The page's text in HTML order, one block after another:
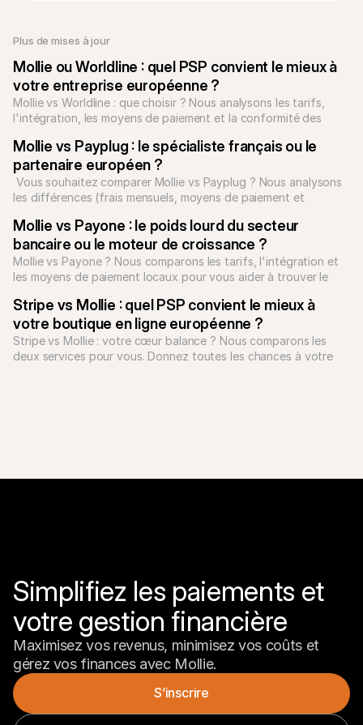
Plus de mises à jour
Mollie ou Worldline : quel PSP convient le mieux à
votre entreprise européenne ?
Mollie vs Worldline : que choisir ? Nous analysons les tarifs,
l'intégration, les moyens de paiement et la conformité des
Mollie vs Payplug : le spécialiste français ou le
partenaire européen ?
les différences (frais mensuels, moyens de paiement et
Mollie vs Payone : le poids lourd du secteur
bancaire ou le moteur de croissance ?
Mollie vs Payone ? Nous comparons les tarifs, l'intégration et
les moyens de paiement locaux pour vous aider à trouver le
Stripe vs Mollie : quel PSP convient le mieux à
votre boutique en ligne européenne ?
Stripe vs Mollie : votre cœur balance ? Nous comparons les
deux services pour vous. Donnez toutes les chances à votre
Simplifiez les paiements et
votre gestion financière
Maximisez vos revenus, minimisez vos coûts et
gérez vos finances avec Mollie.
S’inscrire